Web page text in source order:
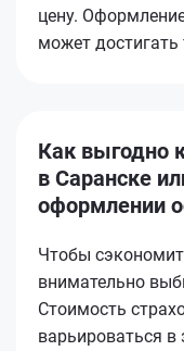
цену.
может достигать
Как выгодно
в Саранске
оформлении
Чтобы
внимательно
Стоимость
варьироваться в